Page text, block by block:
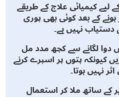
علاج کے طریقے
بعد کوئی بھی پوری
نہیں ہے۔
سے کچھ مدد مل
پتوں پر اسپرے کرنے
ہوتا۔
ملا کر استعمال